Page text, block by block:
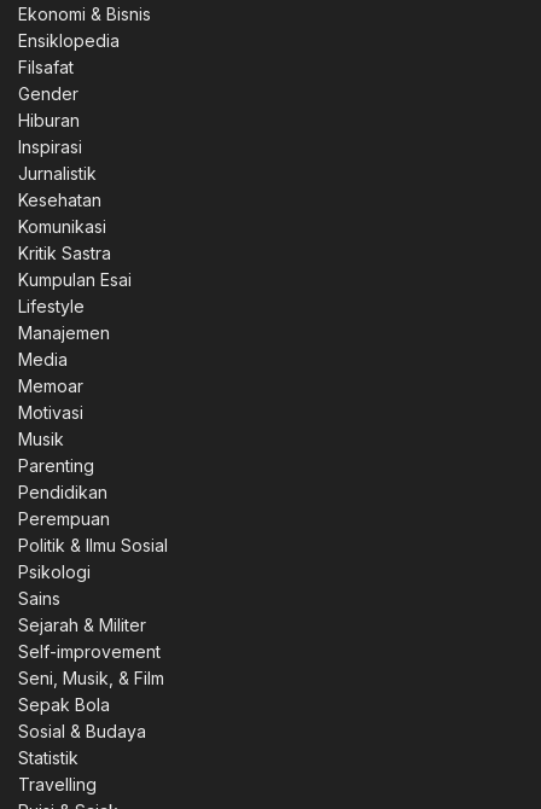
Ekonomi & Bisnis
Ensiklopedia
Filsafat
Gender
Hiburan
Inspirasi
Jurnalistik
Kesehatan
Komunikasi
Kritik Sastra
Kumpulan Esai
Lifestyle
Manajemen
Media
Memoar
Motivasi
Musik
Parenting
Pendidikan
Perempuan
Politik & Ilmu Sosial
Psikologi
Sains
Sejarah & Militer
Self-improvement
Seni, Musik, & Film
Sepak Bola
Sosial & Budaya
Statistik
Travelling